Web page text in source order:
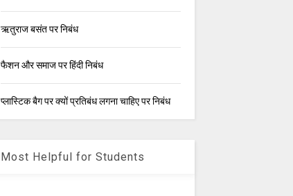
ऋतुराज बसंत पर निबंध
फैशन और समाज पर हिंदी निबंध
प्लास्टिक बैग पर क्यों प्रतिबंध लगना चाहिए पर निबंध
Most Helpful for Students